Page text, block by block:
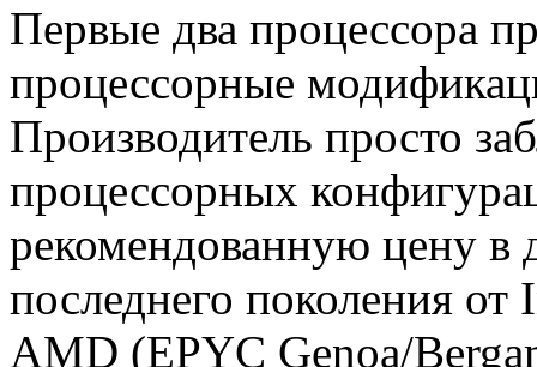
Первые два процессора
процессорные
Производитель просто
процессорных
рекомендованную цену в
последнего поколения
AMD (EPYC Genoa/